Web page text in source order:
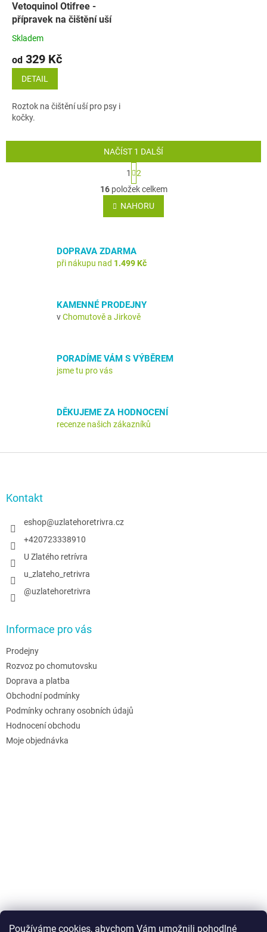
Používáme cookies, abychom Vám umožnili pohodlné
Vetoquinol Otifree -
přípravek na čištění uší
Skladem
od 329 Kč
DETAIL
Roztok na čištění uší pro psy i
kočky.
O
v
l
á
c
í
k
y
p
i
NAČÍST 1 DALŠÍ
t
r
á
n
k
á
n
í
1
2
16položek celkem
NAHORU
DOPRAVA ZDARMA
při nákupu nad 1.499 Kč
KAMENNÉ PRODEJNY
vChomutově a Jirkově
PORADÍME VÁM S VÝBĚREM
jsme tu pro vás
DĚKUJEME ZA HODNOCENÍ
recenze našich zákazníků
Kontakt
eshop@uzlatehoretrivra.cz
+420723338910
U Zlatého retrívra
u_zlateho_retrivra
@uzlatehoretrivra
Informace pro vás
Prodejny
Rozvoz po chomutovsku
Doprava a platba
Obchodní podmínky
Podmínky ochrany osobních údajů
Hodnocení obchodu
Moje objednávka